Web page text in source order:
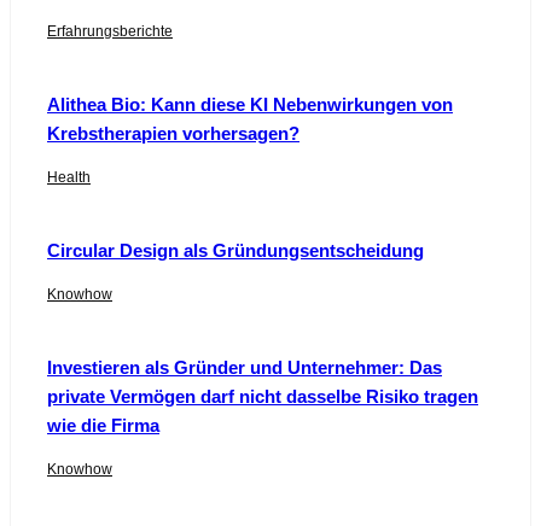
Erfahrungsberichte
Alithea Bio: Kann diese KI Nebenwirkungen von
Krebstherapien vorhersagen?
Health
Circular Design als Gründungsentscheidung
Knowhow
Investieren als Gründer und Unternehmer: Das
private Vermögen darf nicht dasselbe Risiko tragen
wie die Firma
Knowhow